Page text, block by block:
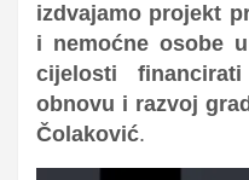
izdvajamo projekt
i nemoćne osobe
cijelosti
obnovu i razvoj
Čolaković.